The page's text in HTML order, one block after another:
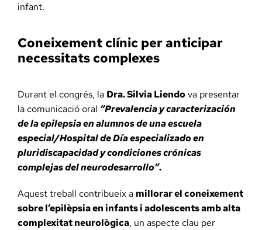
infant.
Coneixement clínic per anticipar
necessitats complexes
Durant el congrés, la Dra. Silvia Liendova presentar
la comunicació oral “Prevalencia y caracterización
de la epilepsia en alumnos de una escuela
especial/Hospital de Día especializado en
pluridiscapacidad y condiciones crónicas
complejas del neurodesarrollo”.
Aquest treball contribueix a millorar el coneixement
sobre l’epilèpsia en infants i adolescents amb alta
complexitat neurològica, un aspecte clau per